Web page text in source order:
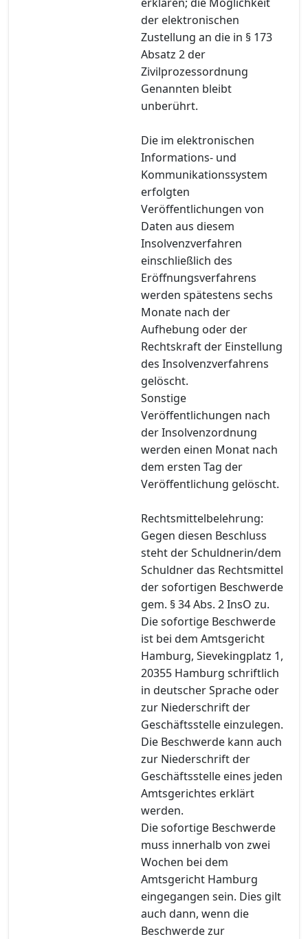
der elektronischen
Zustellung an die in § 173
Absatz 2 der
Zivilprozessordnung
Genannten bleibt
unberührt.
Die im elektronischen
Informations- und
Kommunikationssystem
erfolgten
Veröffentlichungen von
Daten aus diesem
Insolvenzverfahren
einschließlich des
Eröffnungsverfahrens
werden spätestens sechs
Monate nach der
Aufhebung oder der
Rechtskraft der Einstellung
des Insolvenzverfahrens
gelöscht.
Sonstige
Veröffentlichungen nach
der Insolvenzordnung
werden einen Monat nach
dem ersten Tag der
Veröffentlichung gelöscht.
Rechtsmittelbelehrung:
Gegen diesen Beschluss
steht der Schuldnerin/dem
Schuldner das Rechtsmittel
der sofortigen Beschwerde
gem. § 34 Abs. 2 InsO zu.
Die sofortige Beschwerde
ist bei dem Amtsgericht
Hamburg, Sievekingplatz 1,
20355 Hamburg schriftlich
in deutscher Sprache oder
zur Niederschrift der
Geschäftsstelle einzulegen.
Die Beschwerde kann auch
zur Niederschrift der
Geschäftsstelle eines jeden
Amtsgerichtes erklärt
werden.
Die sofortige Beschwerde
muss innerhalb von zwei
Wochen bei dem
Amtsgericht Hamburg
eingegangen sein. Dies gilt
auch dann, wenn die
Beschwerde zur